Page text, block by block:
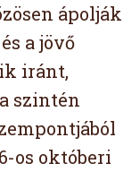
ápolják
a jövő
iránt,
szintén
os októberi